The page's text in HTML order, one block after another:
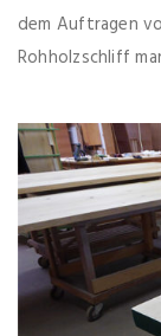
dem Auftragen
Rohholzschliff